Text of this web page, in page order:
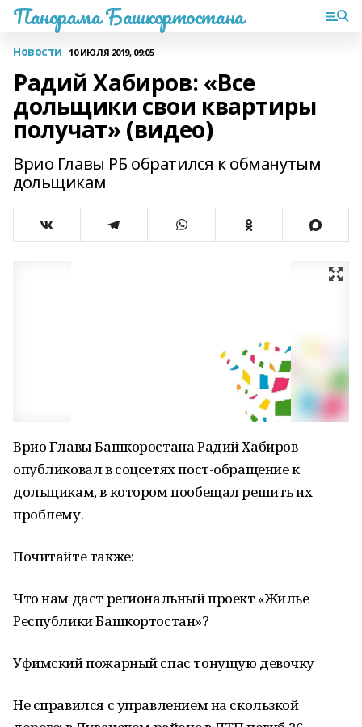
Панорама Башкортостана
Новости 10 ИЮЛЯ 2019, 09:05
Радий Хабиров: «Все
дольщики свои квартиры
получат» (видео)
Врио Главы РБ обратился к обманутым
дольщикам
Врио Главы Башкоростана Радий Хабиров
опубликовал в соцсетях пост-обращение к
дольщикам, в котором пообещал решить их
проблему.
Почитайте также:
Что нам даст региональный проект «Жилье
Республики Башкортостан»?
Уфимский пожарный спас тонущую девочку
Не справился с управлением на скользкой